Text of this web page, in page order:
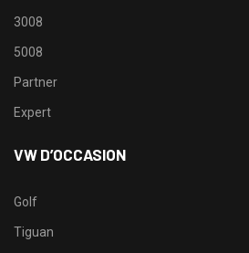
3008
5008
Partner
Expert
VW D’OCCASION
Golf
Tiguan